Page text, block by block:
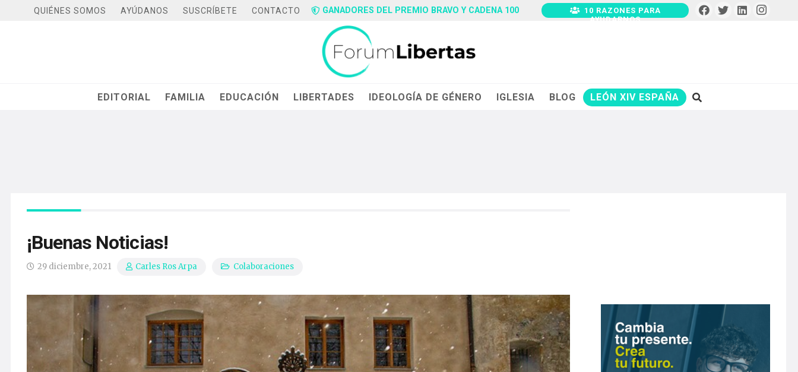
QUIÉNES SOMOS AYÚDANOS SUSCRÍBETE CONTACTO GANADORES DEL PREMIO BRAVO Y CADENA 100
10 RAZONES PARA
AYUDARNOS
EDITORIAL FAMILIA EDUCACIÓN LIBERTADES IDEOLOGÍA DE GÉNERO IGLESIA BLOG LEÓN XIV ESPAÑA
¡Buenas Noticias!
29 diciembre, 2021 Carles Ros Arpa Colaboraciones